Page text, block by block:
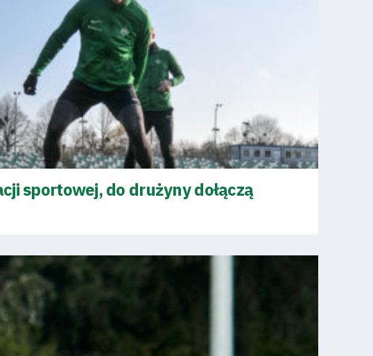
sportowej, do drużyny dołączą